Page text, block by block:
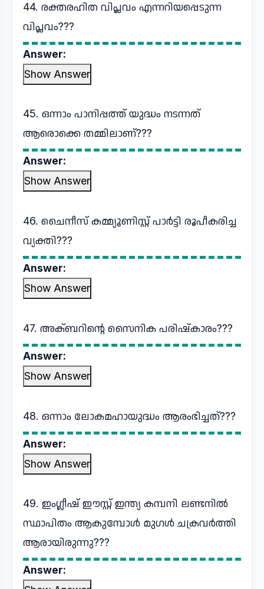
44. രക്തരഹിത വിപ്ലവം എന്നറിയപ്പെടുന്ന
വിപ്ലവം???
Answer:
Show Answer
45. ഒന്നാം പാനിപ്പത്ത് യുദ്ധം നടന്നത്
ആരൊക്കെ തമ്മിലാണ്???
Answer:
Show Answer
46. ചൈനീസ് കമ്മ്യൂണിസ്റ്റ് പാർട്ടി രൂപീകരിച്ച
വ്യക്തി???
Answer:
Show Answer
47. അക്ബറിന്റെ സൈനിക പരിഷ്കാരം???
Answer:
Show Answer
48. ഒന്നാം ലോകമഹായുദ്ധം ആരംഭിച്ചത്???
Answer:
Show Answer
49. ഇംഗ്ലീഷ് ഈസ്റ്റ് ഇന്ത്യ കമ്പനി ലണ്ടനിൽ
സ്ഥാപിതം ആകുമ്പോൾ മുഗൾ ചക്രവർത്തി
ആരായിരുന്നു???
Answer: